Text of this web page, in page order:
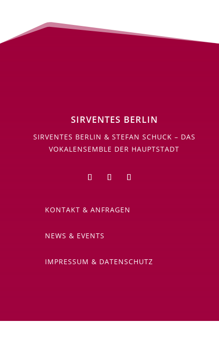
SIRVENTES BERLIN
SIRVENTES BERLIN & STEFAN SCHUCK – DAS
VOKALENSEMBLE DER HAUPTSTADT
KONTAKT & ANFRAGEN
NEWS & EVENTS
IMPRESSUM & DATENSCHUTZ